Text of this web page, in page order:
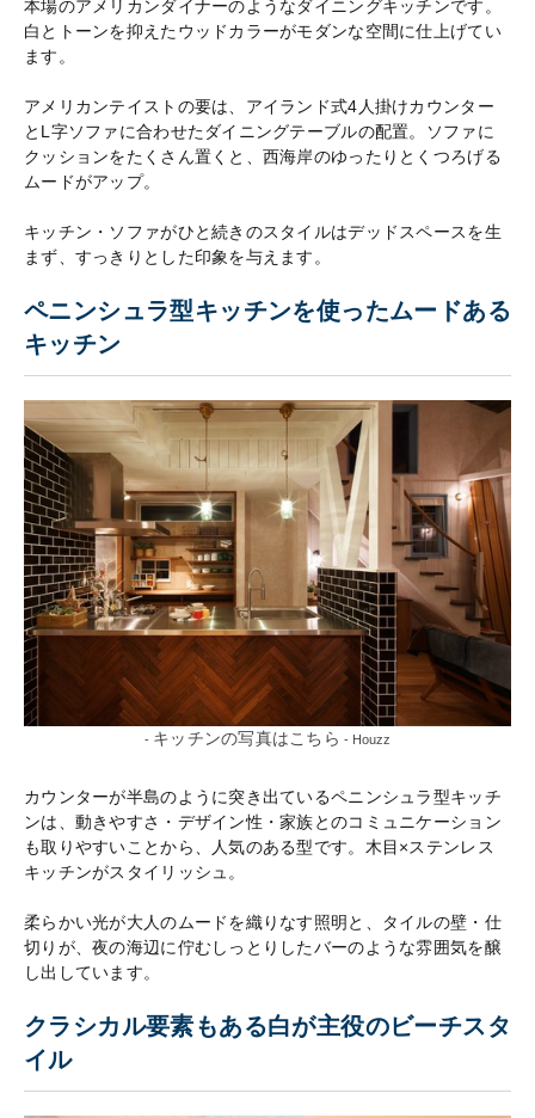
本場のアメリカンダイナーのようなダイニングキッチンです。
白とトーンを抑えたウッドカラーがモダンな空間に仕上げてい
ます。
アメリカンテイストの要は、アイランド式4人掛けカウンター
とL字ソファに合わせたダイニングテーブルの配置。ソファに
クッションをたくさん置くと、西海岸のゆったりとくつろげる
ムードがアップ。
キッチン・ソファがひと続きのスタイルはデッドスペースを生
まず、すっきりとした印象を与えます。
ペニンシュラ型キッチンを使ったムードある
キッチン
- キッチンの写真はこちら - Houzz
カウンターが半島のように突き出ているペニンシュラ型キッチ
ンは、動きやすさ・デザイン性・家族とのコミュニケーション
も取りやすいことから、人気のある型です。木目×ステンレス
キッチンがスタイリッシュ。
柔らかい光が大人のムードを織りなす照明と、タイルの壁・仕
切りが、夜の海辺に佇むしっとりしたバーのような雰囲気を醸
し出しています。
クラシカル要素もある白が主役のビーチスタ
イル